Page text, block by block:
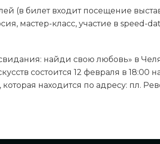
(в билет входит посещение
мастер-класс, участие в speed-
найди свою любовь» в
состоится 12 февраля в 18:00
находится по адресу: пл.